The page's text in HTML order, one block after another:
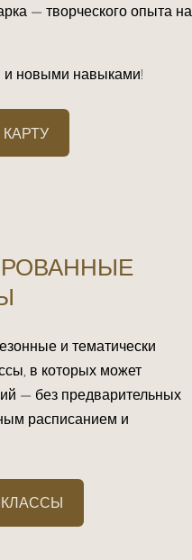
— творческого опыта на
и новыми навыками!
и тематически
в которых может
— без предварительных
расписанием и